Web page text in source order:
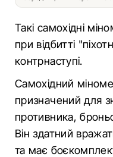
Такі самохідні
при відбитті
контрнаступі.
Самохідний
призначений для
противника,
Він здатний
та має